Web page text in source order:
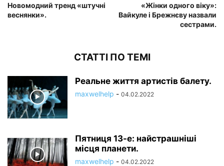
Новомодний тренд «штучні
веснянки».
«Жінки одного віку»:
Вайкуле і Брежнєву назвали
сестрами.
СТАТТІ ПО ТЕМІ
Реальне життя артистів балету.
maxwelhelp - 04.02.2022
Пятниця 13-е: найстрашніші
місця планети.
maxwelhelp - 04.02.2022